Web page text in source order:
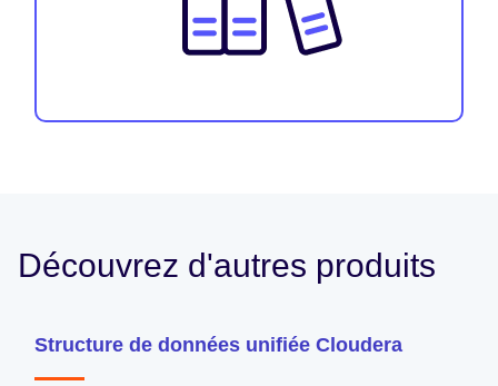
Découvrez d'autres produits
Structure de données unifiée Cloudera